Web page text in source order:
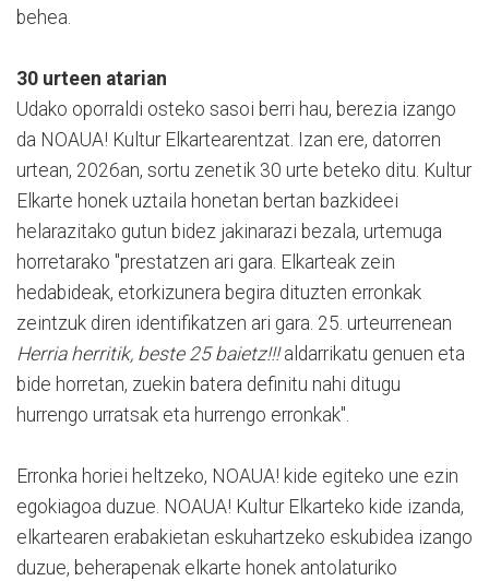
behea.
30 urteen atarian
Udako oporraldi osteko sasoi berri hau, berezia izango
da NOAUA! Kultur Elkartearentzat. Izan ere, datorren
urtean, 2026an, sortu zenetik 30 urte beteko ditu. Kultur
Elkarte honek uztaila honetan bertan bazkideei
helarazitako gutun bidez jakinarazi bezala, urtemuga
horretarako "prestatzen ari gara. Elkarteak zein
hedabideak, etorkizunera begira dituzten erronkak
zeintzuk diren identifikatzen ari gara. 25. urteurrenean
Herria herritik, beste 25 baietz!!!aldarrikatu genuen eta
bide horretan, zuekin batera definitu nahi ditugu
hurrengo urratsak eta hurrengo erronkak".
Erronka horiei heltzeko, NOAUA! kide egiteko une ezin
egokiagoa duzue. NOAUA! Kultur Elkarteko kide izanda,
elkartearen erabakietan eskuhartzeko eskubidea izango
duzue, beherapenak elkarte honek antolaturiko